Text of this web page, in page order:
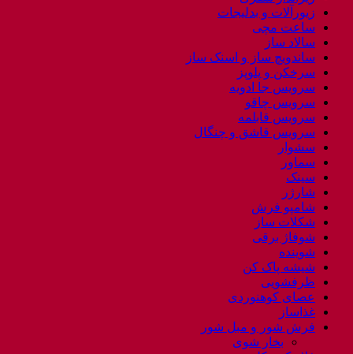
زیورآلات و بدلیجات
ساعت مچی
سالاد ساز
ساندویچ ساز و اسنک ساز
سرخکن و پلوپز
سرویس جا ادویه
سرویس چاقو
سرویس قابلمه
سرویس قاشق و چنگال
سشوار
سماور
سینک
شارژر
شامپو فرش
شکلات ساز
شوفاژ برقی
شوینده
شیشه پاک کن
ظرفشویی
عصای کوهنوردی
غذاساز
فرش شور و مبل شور
بخار شوی